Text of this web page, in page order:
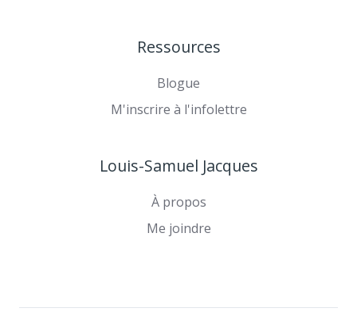
Ressources
Blogue
M'inscrire à l'infolettre
Louis-Samuel Jacques
À propos
Me joindre